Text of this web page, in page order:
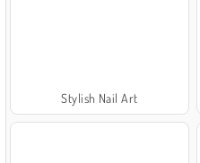
Stylish Nail Art